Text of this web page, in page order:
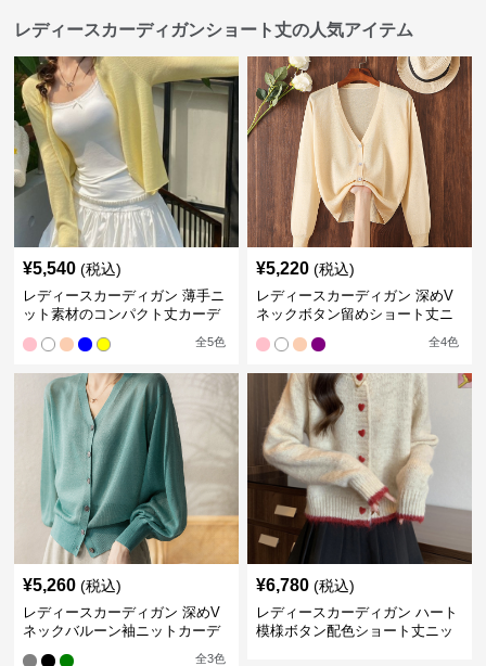
レディースカーディガンショート丈の人気アイテム
¥5,540 (税込)
レディースカーディガン 薄手ニ
ット素材のコンパクト丈カーデ
全5色
¥5,220 (税込)
レディースカーディガン 深めV
ネックボタン留めショート丈ニ
全4色
¥5,260 (税込)
レディースカーディガン 深めV
ネックバルーン袖ニットカーデ
全3色
¥6,780 (税込)
レディースカーディガン ハート
模様ボタン配色ショート丈ニッ